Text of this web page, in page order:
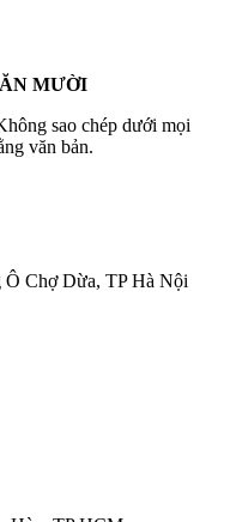
MƯỜI
sao chép dưới mọi
văn bản.
Ô Chợ Dừa, TP Hà Nội